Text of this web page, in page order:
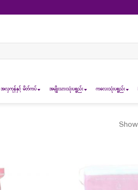
အလှကုန်နှင့် မိတ်ကပ် အမျိုးသားသုံးပစ္စည်း ကလေးသုံးပစ္စည်း